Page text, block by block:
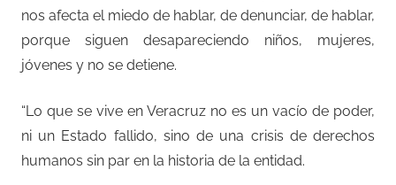
nos afecta el miedo de hablar, de denunciar, de hablar,
porque siguen desapareciendo niños, mujeres,
jóvenes y no se detiene.
“Lo que se vive en Veracruz no es un vacío de poder,
ni un Estado fallido, sino de una crisis de derechos
humanos sin par en la historia de la entidad.